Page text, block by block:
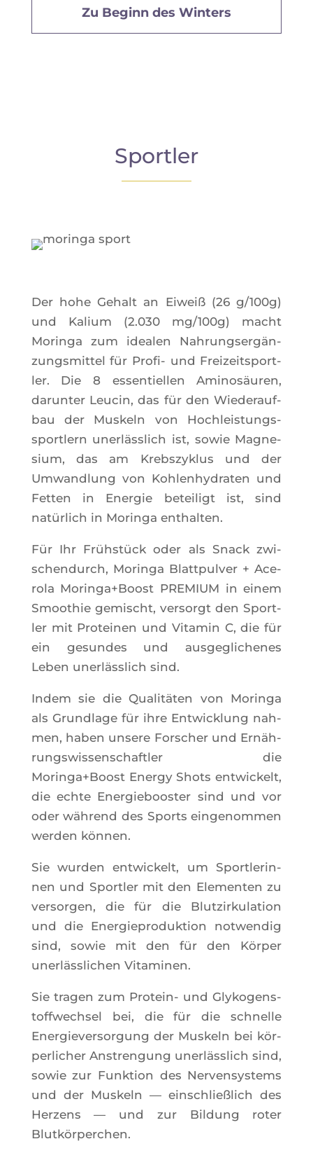
Zu Beginn des Winters
Sportler
Der hohe Gehalt an Eiweiß (26 g/100g)
und Kalium (2.030 mg/100g) macht
Morin­ga zum idea­len Nah­rung­sergän­
zung­smit­tel für Pro­fi- und Frei­zeit­sport­
ler. Die 8 essen­tiel­len Ami­nosäu­ren,
darun­ter Leu­cin, das für den Wie­de­rauf­
bau der Mus­keln von Hochleis­tungs­
sport­lern unerläss­lich ist, sowie Magne­
sium, das am Krebs­zyk­lus und der
Umwand­lung von Koh­len­hy­dra­ten und
Fet­ten in Ener­gie betei­ligt ist, sind
natür­lich in Morin­ga enthalten.
Für Ihr Frühstück oder als Snack zwi­
schen­durch, Morin­ga Blatt­pul­ver + Ace­
ro­la Moringa+Boost PREMIUM in einem
Smoo­thie gemi­scht, ver­sorgt den Sport­
ler mit Pro­tei­nen und Vita­min C, die für
ein gesundes und aus­ge­gli­chenes
Leben unerläss­lich sind.
Indem sie die Qua­litä­ten von Morin­ga
als Grund­lage für ihre Ent­wi­ck­lung nah­
men, haben unsere For­scher und Ernäh­
rung­swis­sen­schaft­ler die
Moringa+Boost Ener­gy Shots ent­wi­ckelt,
die echte Ener­gie­boos­ter sind und vor
oder wäh­rend des Sports ein­ge­nom­men
wer­den können.
Sie wur­den ent­wi­ckelt, um Sport­le­rin­
nen und Sport­ler mit den Ele­men­ten zu
ver­sor­gen, die für die Blut­zir­ku­la­tion
und die Ener­gie­pro­duk­tion not­wen­dig
sind, sowie mit den für den Kör­per
unerläss­li­chen Vitaminen.
Sie tra­gen zum Pro­tein- und Gly­ko­gens­
toff­wech­sel bei, die für die schnelle
Ener­gie­ver­sor­gung der Mus­keln bei kör­
per­li­cher Ans­tren­gung unerläss­lich sind,
sowie zur Funk­tion des Ner­ven­sys­tems
und der Mus­keln — ein­schließ­lich des
Her­zens — und zur Bil­dung roter
Blutkörperchen.